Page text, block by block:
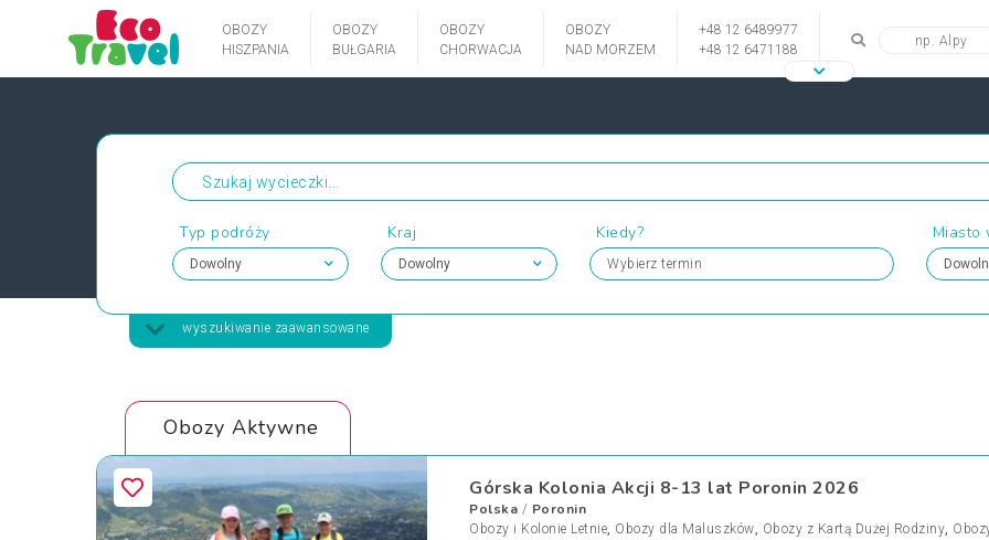
OBOZY
HISZPANIA
OBOZY
BUŁGARIA
OBOZY
CHORWACJA
OBOZY
NAD MORZEM
+48 12 6489977
+48 12 6471188
Typ podróży Kraj Kiedy?
Wybierz termin
Miasto
wyszukiwanie zaawansowane
Obozy Aktywne
Górska Kolonia Akcji 8-13 lat Poronin 2026
Polska / Poronin
Obozy i Kolonie Letnie, Obozy dla Maluszków, Obozy z Kartą Dużej Rodziny,